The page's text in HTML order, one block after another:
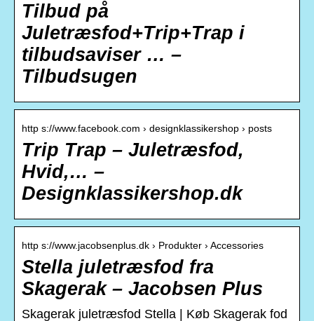
Tilbud på
Juletræsfod+Trip+Trap i
tilbudsaviser … –
Tilbudsugen
http s://www.facebook.com › designklassikershop › posts
Trip Trap – Juletræsfod,
Hvid,… –
Designklassikershop.dk
http s://www.jacobsenplus.dk › Produkter › Accessories
Stella juletræsfod fra
Skagerak – Jacobsen Plus
Skagerak juletræsfod Stella | Køb Skagerak fod